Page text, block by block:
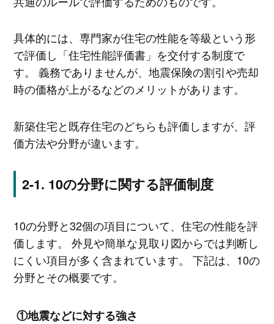
具体的には、専門家が住宅の性能を等級という形
で評価し「住宅性能評価書」を交付する制度で
す。 義務でありませんが、地震保険の割引や売却
時の価格が上がるなどのメリットがあります。
新築住宅と既存住宅のどちらも評価しますが、評
価方法や分野が違います。
10の分野に関する評価制度
10の分野と32個の項目について、住宅の性能を評
価します。 外見や簡単な見取り図からでは判断し
にくい項目が多く含まれています。 下記は、10の
分野とその概要です。
①地震などに対する強さ